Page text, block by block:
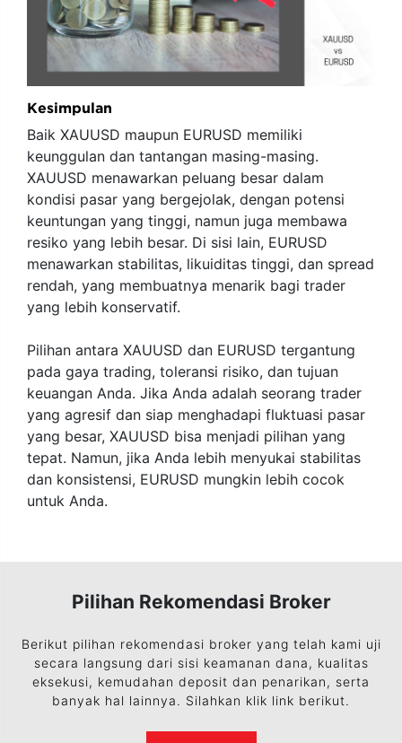
Kesimpulan
Baik XAUUSD maupun EURUSD memiliki
keunggulan dan tantangan masing-masing.
XAUUSD menawarkan peluang besar dalam
kondisi pasar yang bergejolak, dengan potensi
keuntungan yang tinggi, namun juga membawa
resiko yang lebih besar. Di sisi lain, EURUSD
menawarkan stabilitas, likuiditas tinggi, dan spread
rendah, yang membuatnya menarik bagi trader
yang lebih konservatif.
Pilihan antara XAUUSD dan EURUSD tergantung
pada gaya trading, toleransi risiko, dan tujuan
keuangan Anda. Jika Anda adalah seorang trader
yang agresif dan siap menghadapi fluktuasi pasar
yang besar, XAUUSD bisa menjadi pilihan yang
tepat. Namun, jika Anda lebih menyukai stabilitas
dan konsistensi, EURUSD mungkin lebih cocok
untuk Anda.
Pilihan Rekomendasi Broker
Berikut pilihan rekomendasi broker yang telah kami uji
secara langsung dari sisi keamanan dana, kualitas
eksekusi, kemudahan deposit dan penarikan, serta
banyak hal lainnya. Silahkan klik link berikut.